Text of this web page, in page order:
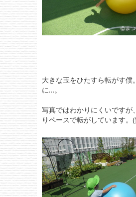
大きな玉をひたすら転がす僕
に…。
写真ではわかりにくいですが
りペースで転がしています。(